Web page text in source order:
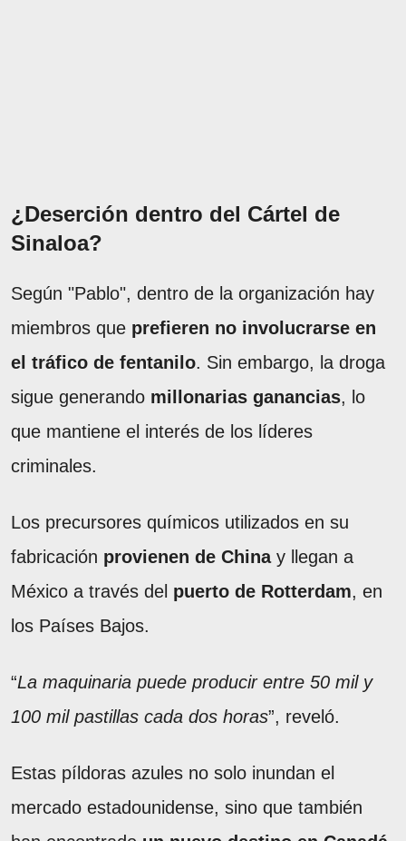
¿Deserción dentro del Cártel de
Sinaloa?
Según "Pablo", dentro de la organización hay
miembros que prefieren no involucrarse en
el tráfico de fentanilo. Sin embargo, la droga
sigue generando millonarias ganancias, lo
que mantiene el interés de los líderes
criminales.
Los precursores químicos utilizados en su
fabricación provienen de Chinay llegan a
México a través del puerto de Rotterdam, en
los Países Bajos.
“La maquinaria puede producir entre 50 mil y
100 mil pastillas cada dos horas”, reveló.
Estas píldoras azules no solo inundan el
mercado estadounidense, sino que también